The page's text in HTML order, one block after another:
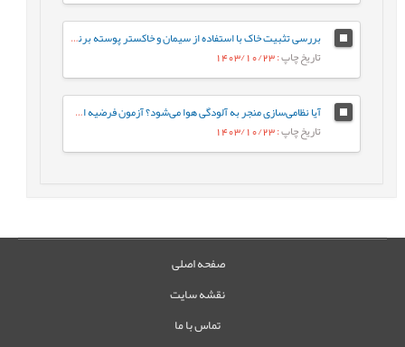
بررسی تثبیت خاک با استفاده از سیمان و خاکستر پوسته برنج و کاهش اثرات مخرب زیست‌محیطی
تاریخ چاپ: 1403/10/23
آیا نظامی‌سازی منجر به آلودگی هوا می‌شود؟ آزمون فرضیه اسلحه در مقابل آب‌وهوا برای کشورهای منطقه خاورمیانه و شمال آفریقا (منا)
تاریخ چاپ: 1403/10/23
صفحه اصلی
نقشه سایت
تماس با ما